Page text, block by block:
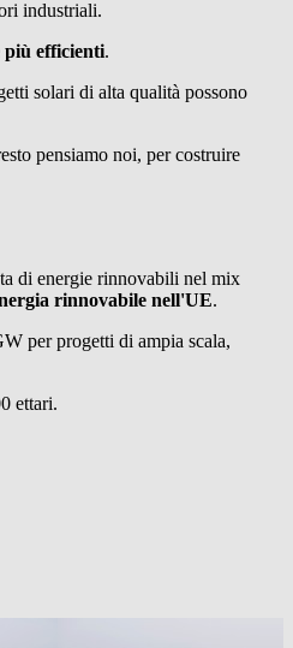
industriali.
più efficienti.
solari di alta qualità possono
pensiamo noi, per costruire
di energie rinnovabili nel mix
rinnovabile nell'UE.
per progetti di ampia scala,
ettari.